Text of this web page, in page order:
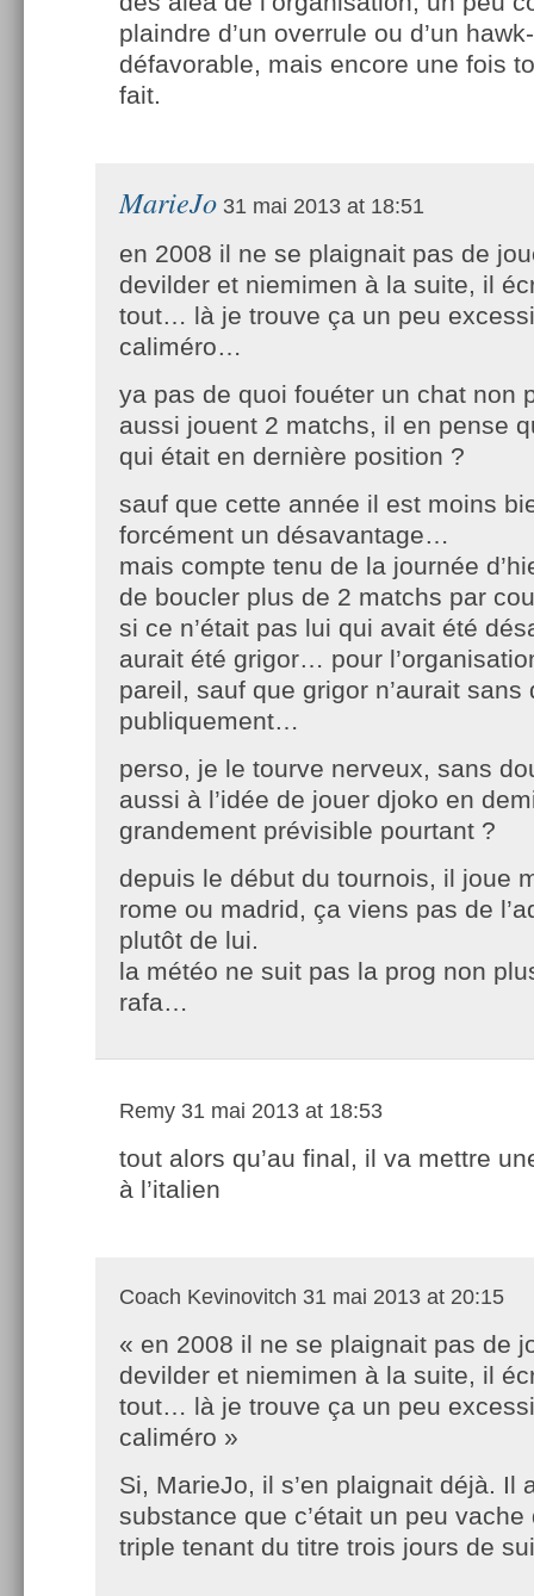
plaindre d’un overrule ou d’un
défavorable, mais encore une fois
fait.
MarieJo 31 mai 2013 at 18:51
en 2008 il ne se plaignait pas de
devilder et niemimen à la suite, il
tout… là je trouve ça un peu
caliméro…
ya pas de quoi fouéter un chat non
aussi jouent 2 matchs, il en pense
qui était en dernière position ?
sauf que cette année il est moins
forcément un désavantage…
mais compte tenu de la journée
de boucler plus de 2 matchs par
si ce n’était pas lui qui avait été
aurait été grigor… pour
pareil, sauf que grigor n’aurait sans
publiquement…
perso, je le tourve nerveux, sans
aussi à l’idée de jouer djoko en
grandement prévisible pourtant ?
depuis le début du tournois, il joue
rome ou madrid, ça viens pas de
plutôt de lui.
la météo ne suit pas la prog non
rafa…
Remy 31 mai 2013 at 18:53
tout alors qu’au final, il va mettre
à l’italien
Coach Kevinovitch 31 mai 2013 at 20:15
« en 2008 il ne se plaignait pas de
devilder et niemimen à la suite, il
tout… là je trouve ça un peu
caliméro »
Si, MarieJo, il s’en plaignait déjà. Il
substance que c’était un peu
triple tenant du titre trois jours de